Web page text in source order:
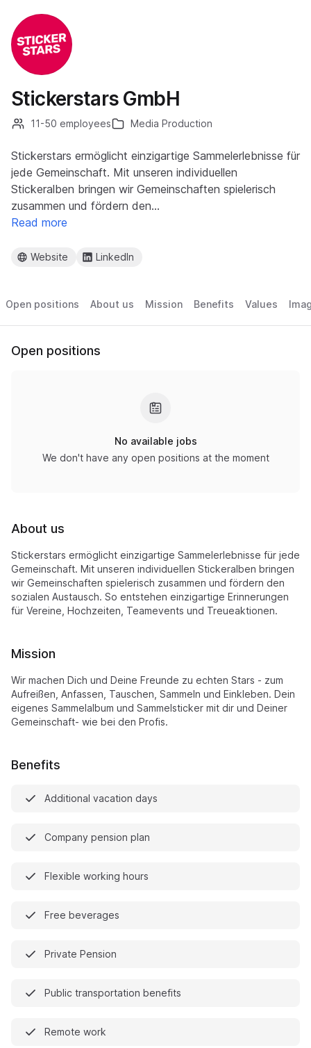
Stickerstars GmbH
11-50 employees Media Production
Stickerstars ermöglicht einzigartige Sammelerlebnisse für
jede Gemeinschaft. Mit unseren individuellen
Stickeralben bringen wir Gemeinschaften spielerisch
zusammen und fördern den…
Read more
Website LinkedIn
Open positions About us Mission Benefits Values
Open positions
No available jobs
We don't have any open positions at the moment
About us
Stickerstars ermöglicht einzigartige Sammelerlebnisse für jede
Gemeinschaft. Mit unseren individuellen Stickeralben bringen
wir Gemeinschaften spielerisch zusammen und fördern den
sozialen Austausch. So entstehen einzigartige Erinnerungen
für Vereine, Hochzeiten, Teamevents und Treueaktionen.
Mission
Wir machen Dich und Deine Freunde zu echten Stars - zum
Aufreißen, Anfassen, Tauschen, Sammeln und Einkleben. Dein
eigenes Sammelalbum und Sammelsticker mit dir und Deiner
Gemeinschaft- wie bei den Profis.
Benefits
Additional vacation days
Company pension plan
Flexible working hours
Free beverages
Private Pension
Public transportation benefits
Remote work